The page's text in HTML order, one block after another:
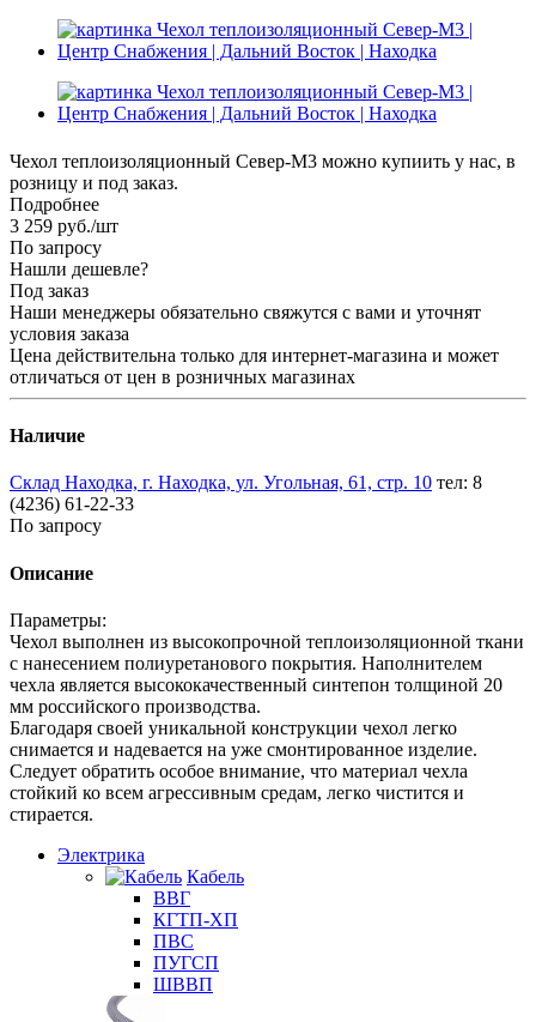
Чехол теплоизоляционный Север-М3 можно купиить у нас, в
розницу и под заказ.
Подробнее
3 259 руб./шт
По запросу
Нашли дешевле?
Под заказ
Наши менеджеры обязательно свяжутся с вами и уточнят
условия заказа
Цена действительна только для интернет-магазина и может
отличаться от цен в розничных магазинах
Наличие
Склад Находка, г. Находка, ул. Угольная, 61, стр. 10 тел: 8
(4236) 61-22-33
По запросу
Описание
Параметры:
Чехол выполнен из высокопрочной теплоизоляционной ткани
с нанесением полиуретанового покрытия. Наполнителем
чехла является высококачественный синтепон толщиной 20
мм российского производства.
Благодаря своей уникальной конструкции чехол легко
снимается и надевается на уже смонтированное изделие.
Следует обратить особое внимание, что материал чехла
стойкий ко всем агрессивным средам, легко чистится и
стирается.
Электрика
Кабель
ВВГ
КГТП-ХП
ПВС
ПУГСП
ШВВП